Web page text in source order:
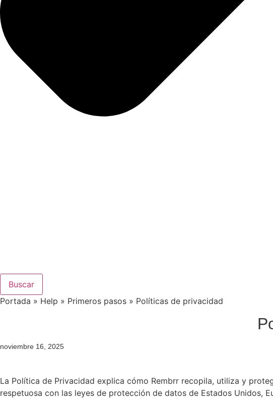
Buscar
Portada » Help » Primeros pasos » Políticas de privacidad
noviembre 16, 2025
La Política de Privacidad explica cómo Rembrr recopila, utiliza y
respetuosa con las leyes de protección de datos de Estados Unidos,